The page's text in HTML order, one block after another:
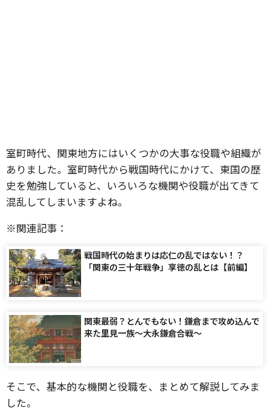
室町時代、関東地方にはいくつかの大事な役職や組織が
ありました。室町時代から戦国時代にかけて、東国の歴
史を勉強していると、いろいろな機関や役職が出てきて
混乱してしまいますよね。
※関連記事：
戦国時代の始まりは応仁の乱ではない！？
「関東の三十年戦争」享徳の乱とは【前編】
関東最弱？とんでもない！鎌倉まで攻め込んで
来た里見一族～大永鎌倉合戦～
そこで、基本的な機関と役職を、まとめて解説してみま
した。